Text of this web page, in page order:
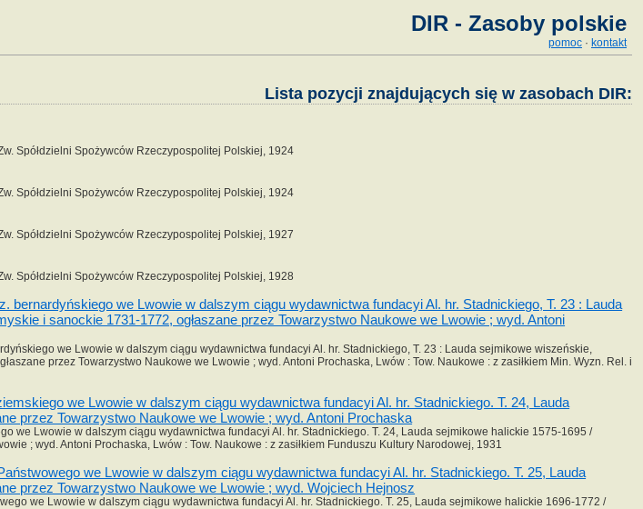
DIR - Zasoby polskie
pomoc · kontakt
Lista pozycji znajdujących się w zasobach DIR:
Spółdzielni Spożywców Rzeczypospolitej Polskiej, 1924
Spółdzielni Spożywców Rzeczypospolitej Polskiej, 1924
Spółdzielni Spożywców Rzeczypospolitej Polskiej, 1927
Spółdzielni Spożywców Rzeczypospolitej Polskiej, 1928
bernardyńskiego we Lwowie w dalszym ciągu wydawnictwa fundacyi Al. hr. Stadnickiego, T. 23 : Lauda
i sanockie 1731-1772, ogłaszane przez Towarzystwo Naukowe we Lwowie ; wyd. Antoni
we Lwowie w dalszym ciągu wydawnictwa fundacyi Al. hr. Stadnickiego, T. 23 : Lauda sejmikowe wiszeńskie,
przez Towarzystwo Naukowe we Lwowie ; wyd. Antoni Prochaska, Lwów : Tow. Naukowe : z zasiłkiem Min. Wyzn. Rel. i
we Lwowie w dalszym ciągu wydawnictwa fundacyi Al. hr. Stadnickiego. T. 24, Lauda
przez Towarzystwo Naukowe we Lwowie ; wyd. Antoni Prochaska
we Lwowie w dalszym ciągu wydawnictwa fundacyi Al. hr. Stadnickiego. T. 24, Lauda sejmikowe halickie 1575-1695 /
; wyd. Antoni Prochaska, Lwów : Tow. Naukowe : z zasiłkiem Funduszu Kultury Narodowej, 1931
we Lwowie w dalszym ciągu wydawnictwa fundacyi Al. hr. Stadnickiego. T. 25, Lauda
przez Towarzystwo Naukowe we Lwowie ; wyd. Wojciech Hejnosz
we Lwowie w dalszym ciągu wydawnictwa fundacyi Al. hr. Stadnickiego. T. 25, Lauda sejmikowe halickie 1696-1772 /